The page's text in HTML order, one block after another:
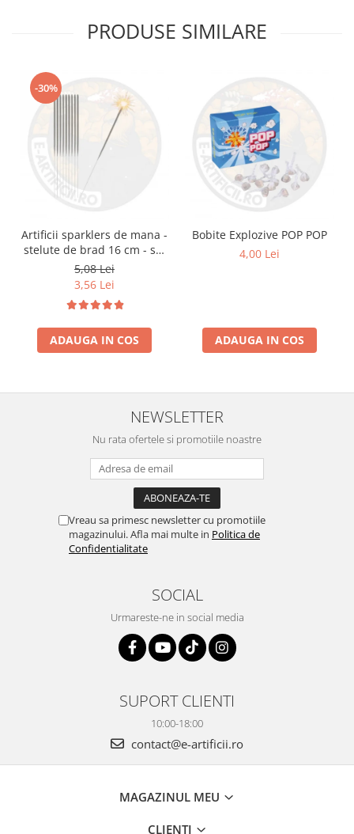
PRODUSE SIMILARE
-30%
Artificii sparklers de mana -
stelute de brad 16 cm - set
10 buc
5,08 Lei
3,56 Lei
ADAUGA IN COS
Bobite Explozive POP POP
4,00 Lei
ADAUGA IN COS
NEWSLETTER
Nu rata ofertele si promotiile noastre
Vreau sa primesc newsletter cu promotiile
magazinului. Afla mai multe in Politica de
Confidentialitate
SOCIAL
Urmareste-ne in social media
SUPORT CLIENTI
10:00-18:00
contact@e-artificii.ro
MAGAZINUL MEU
CLIENTI